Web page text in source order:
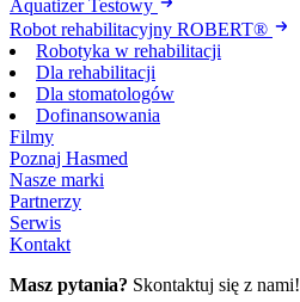
Aquatizer Testowy
Robot rehabilitacyjny ROBERT®
Robotyka w rehabilitacji
Dla rehabilitacji
Dla stomatologów
Dofinansowania
Filmy
Poznaj Hasmed
Nasze marki
Partnerzy
Serwis
Kontakt
Masz pytania? Skontaktuj się z nami!